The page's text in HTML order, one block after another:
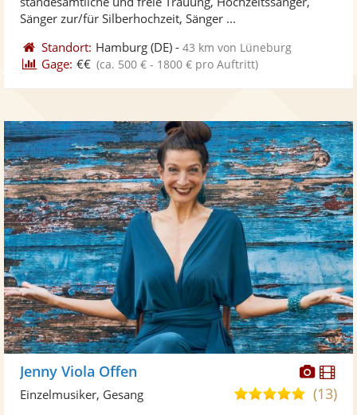
Sternen
Sänger zur/für Silberhochzeit, Sänger ...
Standort: Hamburg (DE) -43 km von Lüneburg
Gage: €€ (ca. 500 € - 1800 € pro Auftritt)
Jenny Viola Offen
5,0(13)
Einzelmusiker, Gesang